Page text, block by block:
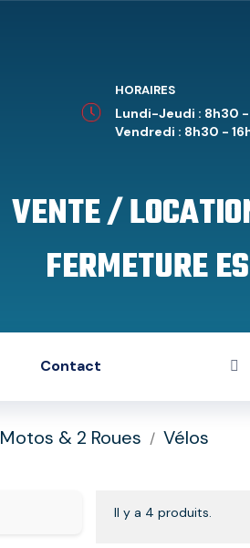
HORAIRES
Lundi-Jeudi : 8h30
Vendredi : 8h30 -
VENTE /
FERMETURE
Contact
Motos & 2 Roues Vélos
Il y a 4 produits.